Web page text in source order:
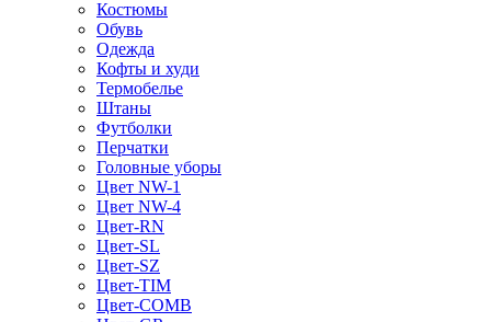
Костюмы
Обувь
Одежда
Кофты и худи
Термобелье
Штаны
Футболки
Перчатки
Головные уборы
Цвет NW-1
Цвет NW-4
Цвет-RN
Цвет-SL
Цвет-SZ
Цвет-TIM
Цвет-COMB